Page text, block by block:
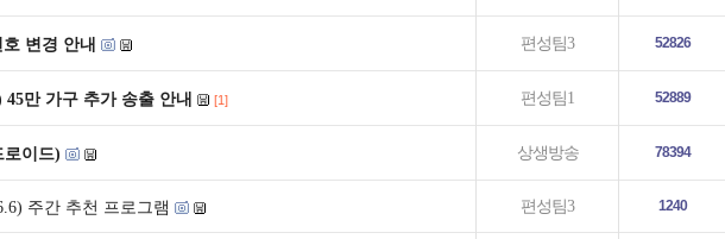
변경 안내 편성팀3 52826
만 가구 추가 송출 안내 [1] 편성팀1 52889
로이드) 상생방송 78394
주간 추천 프로그램 편성팀3 1240